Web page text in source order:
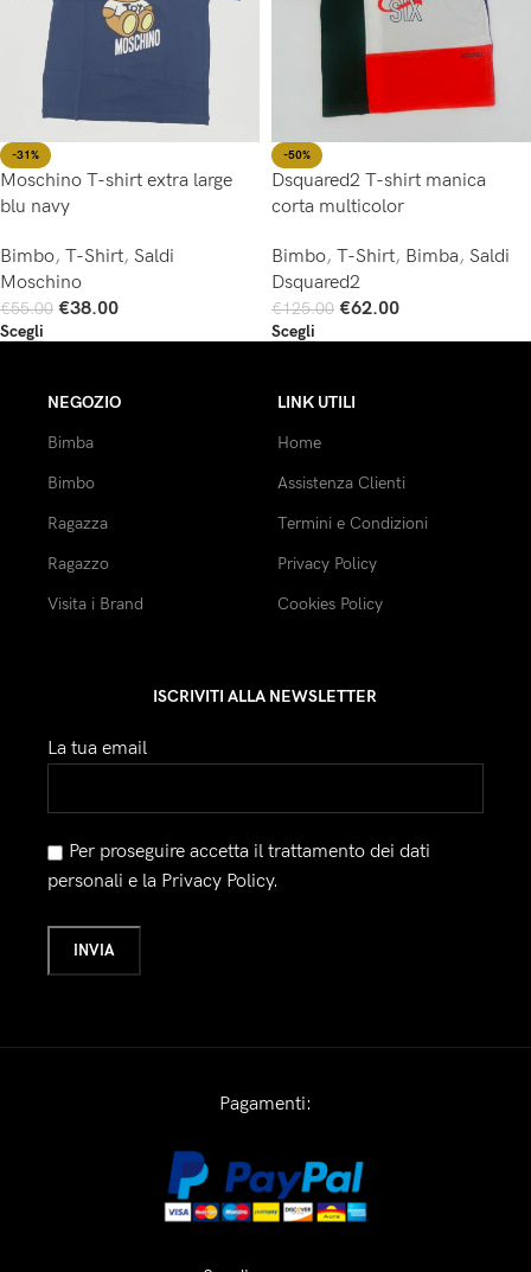
-31%
Moschino T-shirt extra large
blu navy
Bimbo, T-Shirt, Saldi
Moschino
€55.00 €38.00
Scegli
-50%
Dsquared2 T-shirt manica
corta multicolor
Bimbo, T-Shirt, Bimba, Saldi
Dsquared2
€125.00 €62.00
Scegli
NEGOZIO
Bimba
Bimbo
Ragazza
Ragazzo
Visita i Brand
LINK UTILI
Home
Assistenza Clienti
Termini e Condizioni
Privacy Policy
Cookies Policy
ISCRIVITI ALLA NEWSLETTER
La tua email
Per proseguire accetta il trattamento dei dati
personali e la Privacy Policy.
Pagamenti: